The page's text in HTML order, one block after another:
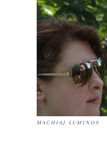
MACHIAJ LUMINOS